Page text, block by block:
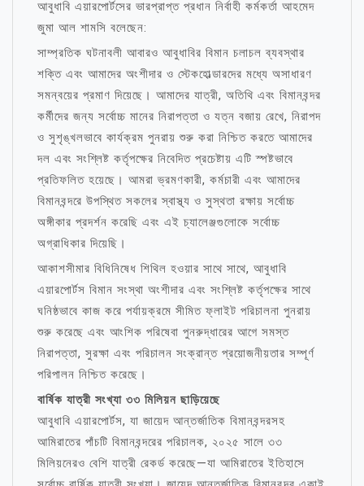
আবুধাবি এয়ারপোর্টসের ভারপ্রাপ্ত প্রধান নির্বাহী কর্মকর্তা আহমেদ
জুমা আল শামসি বলেছেন:
সাম্প্রতিক ঘটনাবলী আবারও আবুধাবির বিমান চলাচল ব্যবস্থার
শক্তি এবং আমাদের অংশীদার ও স্টেকহোল্ডারদের মধ্যে অসাধারণ
সমন্বয়ের প্রমাণ দিয়েছে। আমাদের যাত্রী, অতিথি এবং বিমানবন্দর
কর্মীদের জন্য সর্বোচ্চ মানের নিরাপত্তা ও যত্ন বজায় রেখে, নিরাপদ
ও সুশৃঙ্খলভাবে কার্যক্রম পুনরায় শুরু করা নিশ্চিত করতে আমাদের
দল এবং সংশ্লিষ্ট কর্তৃপক্ষের নিবেদিত প্রচেষ্টায় এটি স্পষ্টভাবে
প্রতিফলিত হয়েছে। আমরা ভ্রমণকারী, কর্মচারী এবং আমাদের
বিমানবন্দরে উপস্থিত সকলের স্বাস্থ্য ও সুস্থতা রক্ষায় সর্বোচ্চ
অঙ্গীকার প্রদর্শন করেছি এবং এই চ্যালেঞ্জগুলোকে সর্বোচ্চ
অগ্রাধিকার দিয়েছি।
আকাশসীমার বিধিনিষেধ শিথিল হওয়ার সাথে সাথে, আবুধাবি
এয়ারপোর্টস বিমান সংস্থা অংশীদার এবং সংশ্লিষ্ট কর্তৃপক্ষের সাথে
ঘনিষ্ঠভাবে কাজ করে পর্যায়ক্রমে সীমিত ফ্লাইট পরিচালনা পুনরায়
শুরু করেছে এবং আংশিক পরিষেবা পুনরুদ্ধারের আগে সমস্ত
নিরাপত্তা, সুরক্ষা এবং পরিচালন সংক্রান্ত প্রয়োজনীয়তার সম্পূর্ণ
পরিপালন নিশ্চিত করেছে।
বার্ষিক যাত্রী সংখ্যা ৩৩ মিলিয়ন ছাড়িয়েছে
আবুধাবি এয়ারপোর্টস, যা জায়েদ আন্তর্জাতিক বিমানবন্দরসহ
আমিরাতের পাঁচটি বিমানবন্দরের পরিচালক, ২০২৫ সালে ৩৩
মিলিয়নেরও বেশি যাত্রী রেকর্ড করেছে—যা আমিরাতের ইতিহাসে